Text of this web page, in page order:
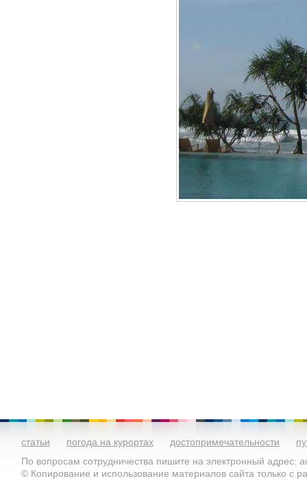
статьи погода на курортах достопримечательности
По вопросам сотрудничества пишите на электронный адрес:
© Копирование и использование материалов сайта только с